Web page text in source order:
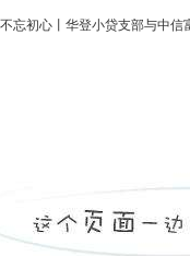
不忘初心丨华登小贷支部与中信